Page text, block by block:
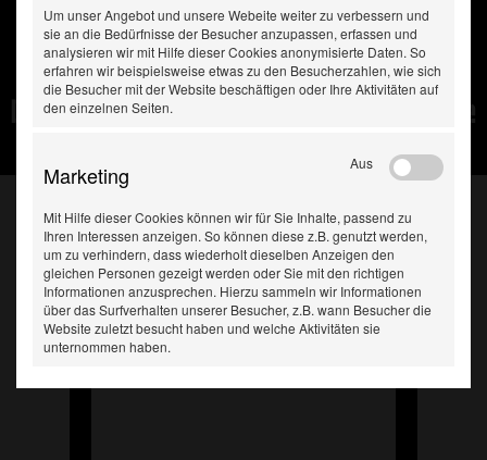
Diese Produkte haben Sie
Um unser Angebot und unsere Webeite weiter zu verbessern und
sie an die Bedürfnisse der Besucher anzupassen, erfassen und
analysieren wir mit Hilfe dieser Cookies anonymisierte Daten. So
erfahren wir beispielsweise etwas zu den Besucherzahlen, wie sich
die Besucher mit der Website beschäftigen oder Ihre Aktivitäten auf
den einzelnen Seiten.
Marketing Aus
Mit Hilfe dieser Cookies können wir für Sie Inhalte, passend zu
Ihren Interessen anzeigen. So können diese z.B. genutzt werden,
um zu verhindern, dass wiederholt dieselben Anzeigen den
gleichen Personen gezeigt werden oder Sie mit den richtigen
Informationen anzusprechen. Hierzu sammeln wir Informationen
über das Surfverhalten unserer Besucher, z.B. wann Besucher die
Website zuletzt besucht haben und welche Aktivitäten sie
unternommen haben.